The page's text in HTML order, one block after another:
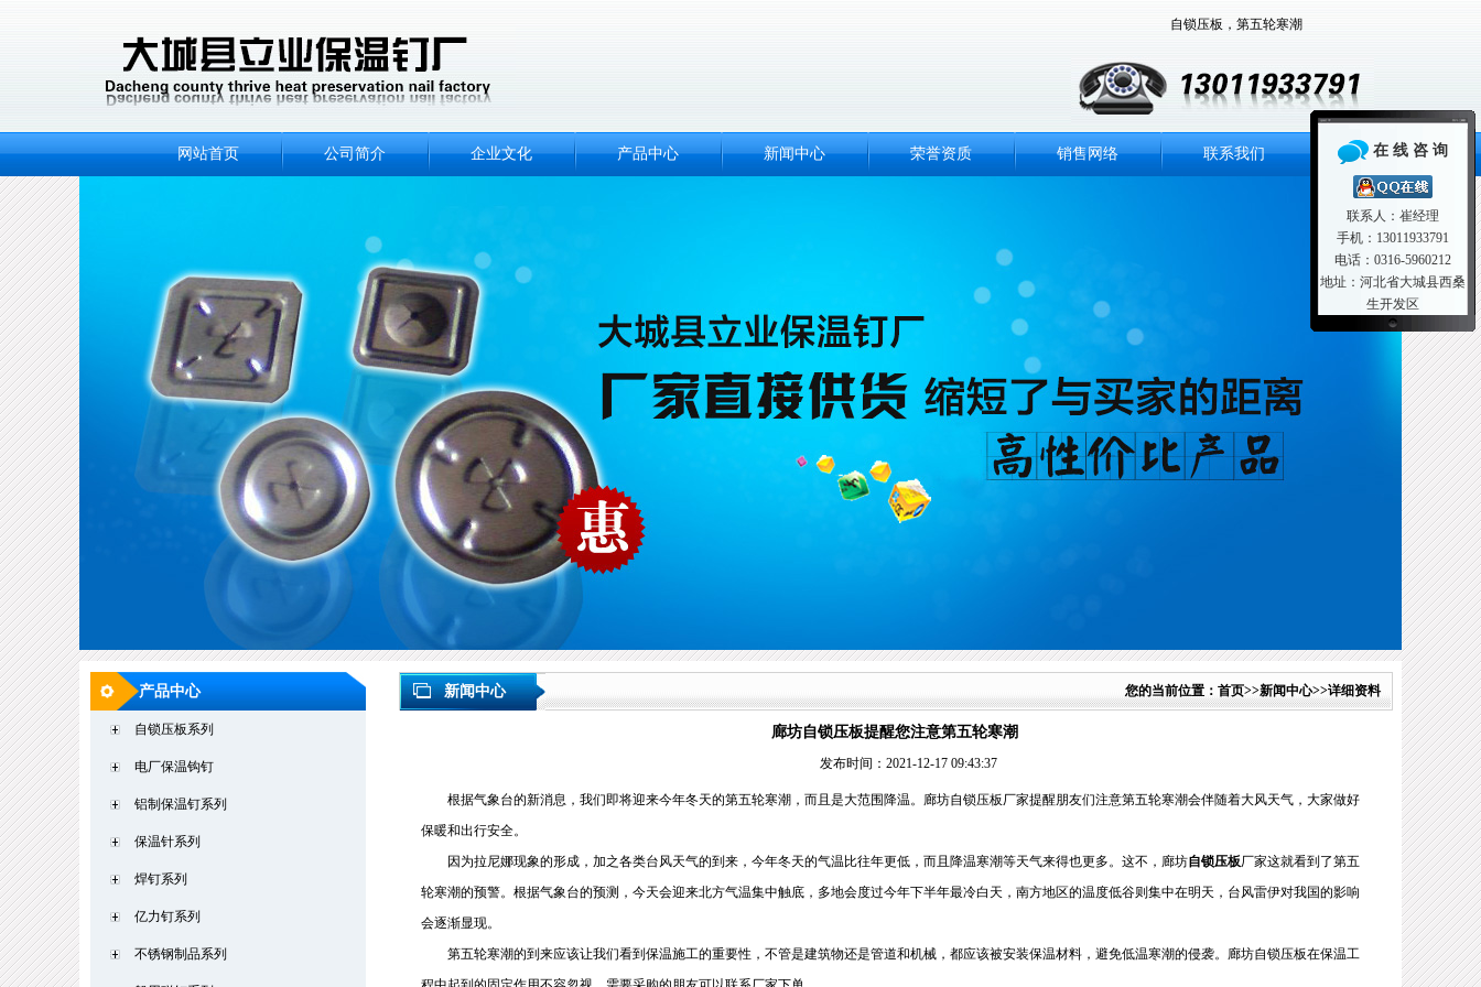
自锁压板，第五轮寒潮
网站首页 公司简介 企业文化 产品中心 新闻中心 荣誉资质 销售网络 联系我们
新闻中心 您的当前位置： 首页>>新闻中心>>详细资料
廊坊自锁压板提醒您注意第五轮寒潮
发布时间：2021-12-17 09:43:37
根据气象台的新消息，我们即将迎来今年冬天的第五轮寒潮，而且是大范围降温。廊坊自锁压板厂家提醒朋友们注意第五轮寒潮会伴随着大风天气，大家做好
保暖和出行安全。
因为拉尼娜现象的形成，加之各类台风天气的到来，今年冬天的气温比往年更低，而且降温寒潮等天气来得也更多。这不，廊坊自锁压板厂家这就看到了第五
轮寒潮的预警。根据气象台的预测，今天会迎来北方气温集中触底，多地会度过今年下半年最冷白天，南方地区的温度低谷则集中在明天，台风雷伊对我国的影响
会逐渐显现。
第五轮寒潮的到来应该让我们看到保温施工的重要性，不管是建筑物还是管道和机械，都应该被安装保温材料，避免低温寒潮的侵袭。廊坊自锁压板在保温工
产品中心
自锁压板系列
电厂保温钩钉
铝制保温钉系列
保温针系列
焊钉系列
亿力钉系列
不锈钢制品系列
在 线 咨 询
联系人：崔经理
手机：13011933791
电话：0316-5960212
地址：河北省大城县西桑
生开发区